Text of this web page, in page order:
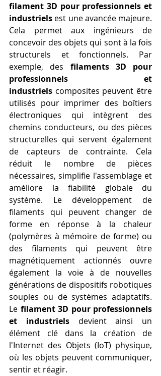
filament 3D pour professionnels et
industriels est une avancée majeure.
Cela permet aux ingénieurs de
concevoir des objets qui sont à la fois
structurels et fonctionnels. Par
exemple, des filaments 3D pour
professionnels et
industriels composites peuvent être
utilisés pour imprimer des boîtiers
électroniques qui intègrent des
chemins conducteurs, ou des pièces
structurelles qui servent également
de capteurs de contrainte. Cela
réduit le nombre de pièces
nécessaires, simplifie l'assemblage et
améliore la fiabilité globale du
système. Le développement de
filaments qui peuvent changer de
forme en réponse à la chaleur
(polymères à mémoire de forme) ou
des filaments qui peuvent être
magnétiquement actionnés ouvre
également la voie à de nouvelles
générations de dispositifs robotiques
souples ou de systèmes adaptatifs.
Le filament 3D pour professionnels
et industriels devient ainsi un
élément clé dans la création de
l'Internet des Objets (IoT) physique,
où les objets peuvent communiquer,
sentir et réagir.